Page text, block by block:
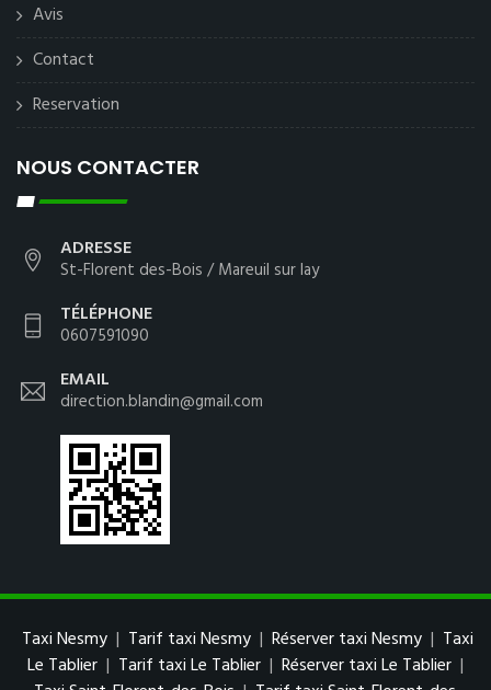
Avis
Contact
Reservation
NOUS CONTACTER
ADRESSE
St-Florent des-Bois / Mareuil sur lay
TÉLÉPHONE
0607591090
EMAIL
direction.blandin@gmail.com
Taxi Nesmy | Tarif taxi Nesmy | Réserver taxi Nesmy | Taxi
Le Tablier | Tarif taxi Le Tablier | Réserver taxi Le Tablier |